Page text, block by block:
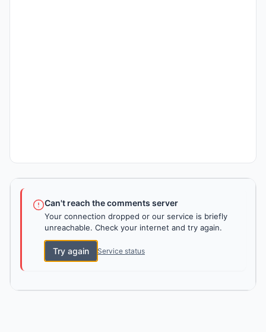
Can't reach the comments server
Your connection dropped or our service is briefly
unreachable. Check your internet and try again.
Try again Service status